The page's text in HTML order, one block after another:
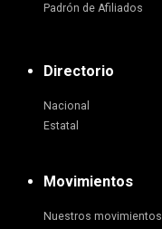
Padrón de Afiliados
Directorio
Nacional
Estatal
Movimientos
Nuestros movimientos